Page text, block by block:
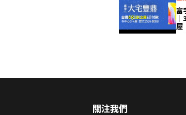
富
屋
關注我們